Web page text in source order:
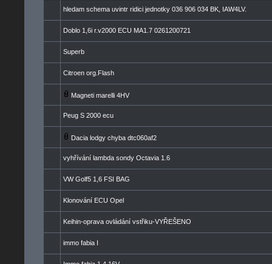
hledam schema uvintr ridici jednotky 036 906 034 BK, IAW4LV.
Doblo 1,6i r.v2000 ECU MA1.7 0261200721
Superb
Citroen org.Flash
Magneti marelli 4HV
Peug S 2000 ecu
Dacia lodgy chyba dtc060af2
vyhřívání lambda sondy Octavia 1.6
VW Golf5 1,6 FSI BAG
Klonování ECU Opel
Keihin-oprava ovládání vstřiku-VYŘEŠENO
immo fabia I